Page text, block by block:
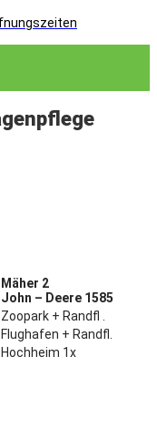
Mäher 2
John – Deere 1585
Zoopark + Randfl .
Flughafen + Randfl.
Hochheim 1x